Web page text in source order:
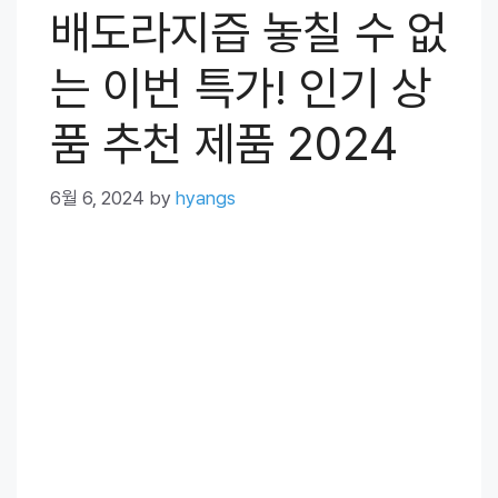
배도라지즙 놓칠 수 없
는 이번 특가! 인기 상
품 추천 제품 2024
6월 6, 2024 by hyangs